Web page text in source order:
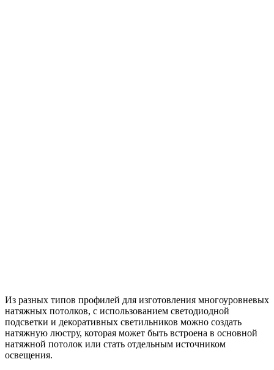
Из разных типов профилей для изготовления многоуровневых
натяжных потолков, с использованием светодиодной
подсветки и декоративных светильников можно создать
натяжную люстру, которая может быть встроена в основной
натяжной потолок или стать отдельным источником
освещения.